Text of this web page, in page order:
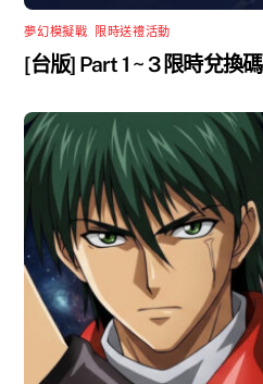
夢幻模擬戰 限時送禮活動
[台版] Part 1 ~ 3 限時兌換